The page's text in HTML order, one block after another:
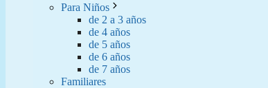
Para Niños
de 2 a 3 años
de 4 años
de 5 años
de 6 años
de 7 años
Familiares